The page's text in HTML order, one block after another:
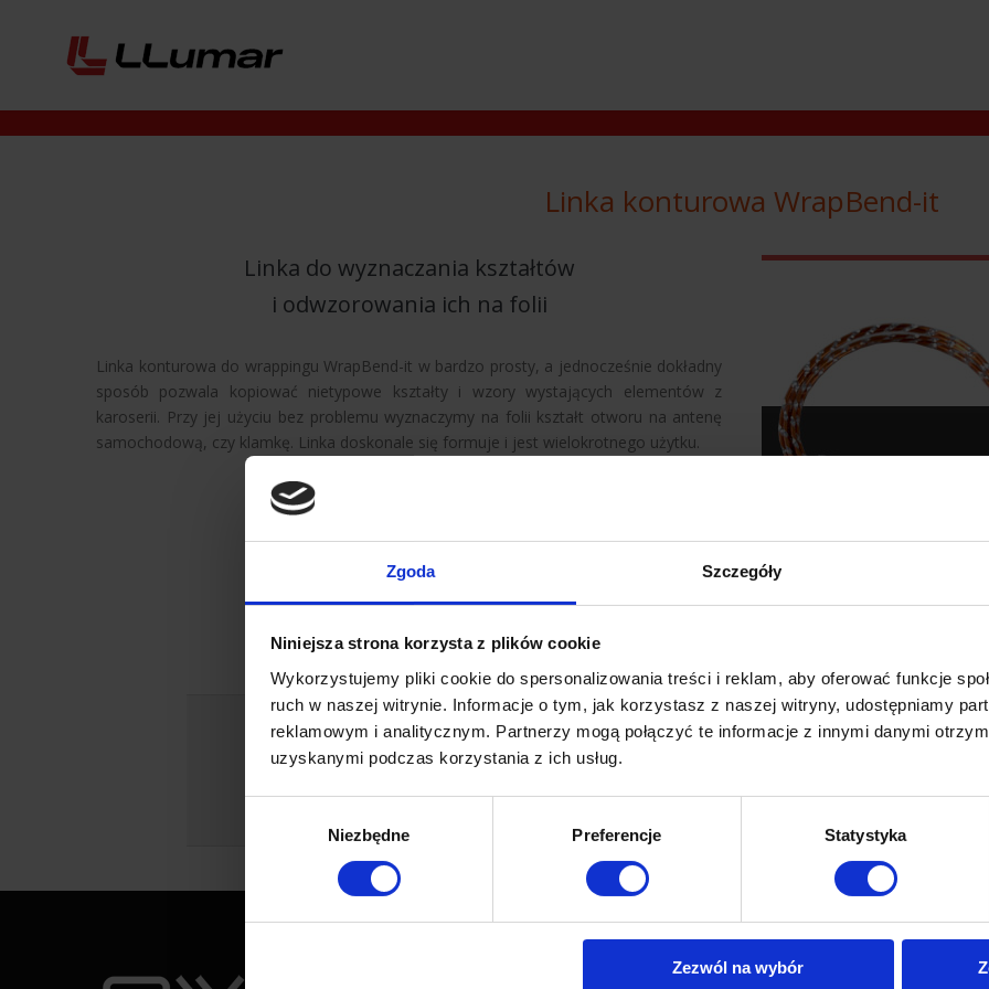
Zgoda Szczegóły
Niniejsza strona korzysta z plików cookie
Wykorzystujemy pliki cookie do spersonalizowania treści i reklam, aby oferować funkcje
ruch w naszej witrynie. Informacje o tym, jak korzystasz z naszej witryny, udostępniamy
reklamowym i analitycznym. Partnerzy mogą połączyć te informacje z innymi danymi
uzyskanymi podczas korzystania z ich usług.
Niezbędne Preferencje Statystyka
Zezwól na wybór
Linka konturowa WrapBend-it
Linka do wyznaczania kształtów
i odwzorowania ich na folii
Linka konturowa do wrappingu WrapBend-it w bardzo prosty, a jednocześnie dokładny
sposób pozwala kopiować nietypowe kształty i wzory wystających elementów z
karoserii. Przy jej użyciu bez problemu wyznaczymy na folii kształt otworu na antenę
samochodową, czy klamkę. Linka doskonale się formuje i jest wielokrotnego użytku.
Długość linki konturowej WrapBend-it:
Dowiedz się więcej na temat firmy LLumar, jednego z największych producentów wysokiej
Jeśli jesteś gotowy zobaczyć świat w całkiem nowym świetle, to pokażemy Ci
Folie na auto